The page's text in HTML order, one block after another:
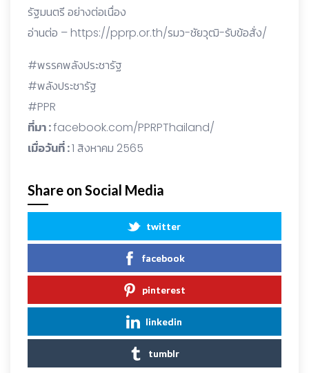
รัฐมนตรี อย่างต่อเนื่อง
อ่านต่อ – https://pprp.or.th/รมว-ชัยวุฒิ-รับข้อสั่ง/
#พรรคพลังประชารัฐ
#พลังประชารัฐ
#PPR
ที่มา :facebook.com/PPRPThailand/
เมื่อวันที่ :1 สิงหาคม 2565
Share on Social Media
twitter
facebook
pinterest
linkedin
tumblr